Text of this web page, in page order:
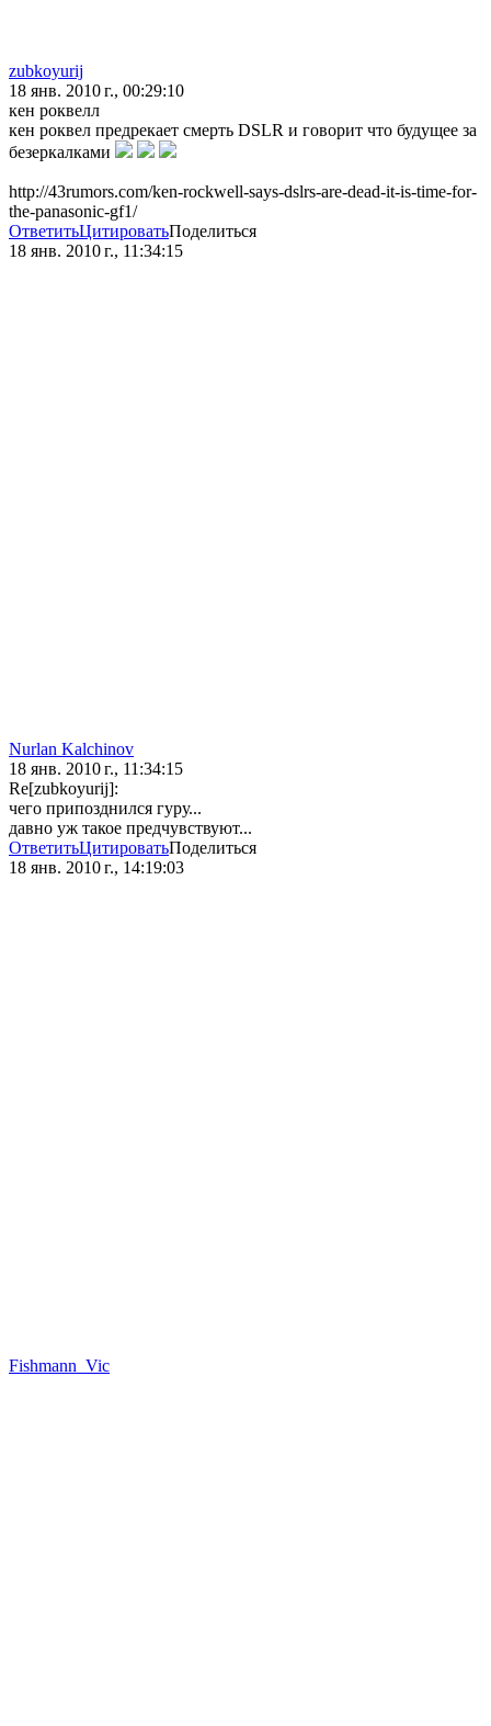
zubkoyurij
18 янв. 2010 г., 00:29:10
кен роквелл
кен роквел предрекает смерть DSLR и говорит что будущее за
безеркалками
http://43rumors.com/ken-rockwell-says-dslrs-are-dead-it-is-time-for-
the-panasonic-gf1/
ОтветитьЦитироватьПоделиться
18 янв. 2010 г., 11:34:15
Nurlan Kalchinov
18 янв. 2010 г., 11:34:15
Re[zubkoyurij]:
чего припозднился гуру...
давно уж такое предчувствуют...
ОтветитьЦитироватьПоделиться
18 янв. 2010 г., 14:19:03
Fishmann_Vic